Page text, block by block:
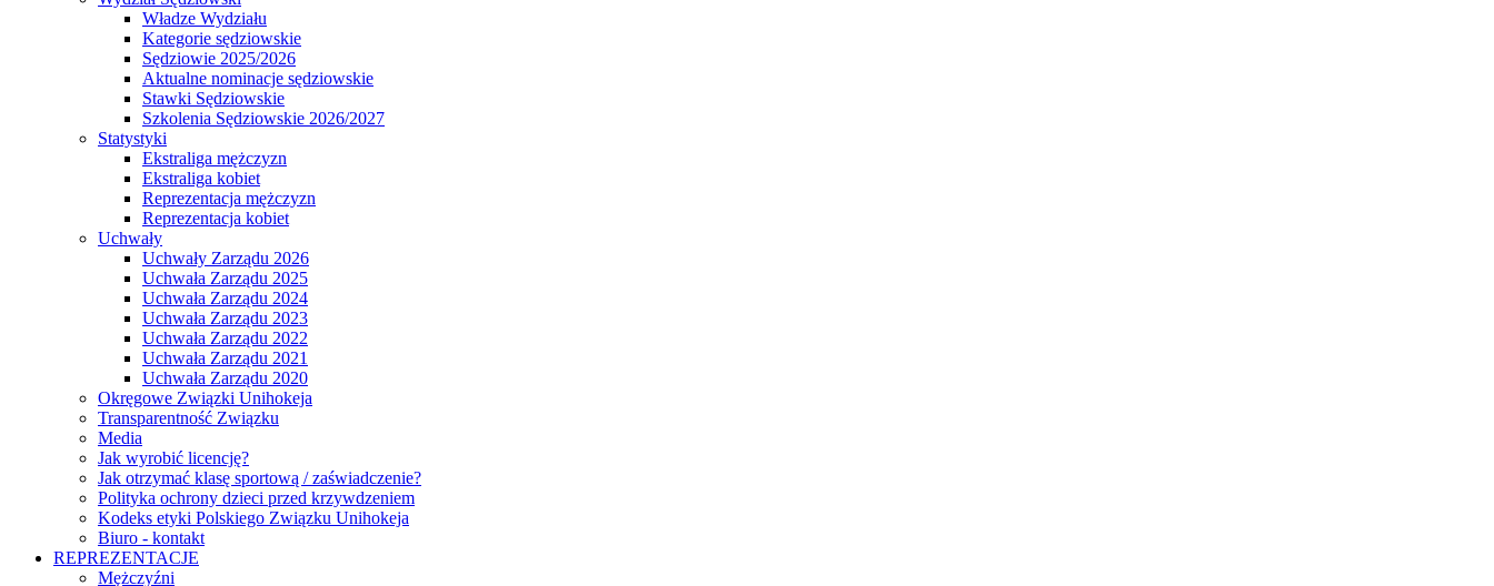
Władze Wydziału
Kategorie sędziowskie
Sędziowie 2025/2026
Aktualne nominacje sędziowskie
Stawki Sędziowskie
Szkolenia Sędziowskie 2026/2027
Statystyki
Ekstraliga mężczyzn
Ekstraliga kobiet
Reprezentacja mężczyzn
Reprezentacja kobiet
Uchwały
Uchwały Zarządu 2026
Uchwała Zarządu 2025
Uchwała Zarządu 2024
Uchwała Zarządu 2023
Uchwała Zarządu 2022
Uchwała Zarządu 2021
Uchwała Zarządu 2020
Okręgowe Związki Unihokeja
Transparentność Związku
Media
Jak wyrobić licencję?
Jak otrzymać klasę sportową / zaświadczenie?
Polityka ochrony dzieci przed krzywdzeniem
Kodeks etyki Polskiego Związku Unihokeja
Biuro - kontakt
REPREZENTACJE
Mężczyźni